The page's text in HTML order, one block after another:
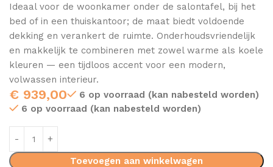
Ideaal voor de woonkamer onder de salontafel, bij het
bed of in een thuiskantoor; de maat biedt voldoende
dekking en verankert de ruimte. Onderhoudsvriendelijk
en makkelijk te combineren met zowel warme als koele
kleuren — een tijdloos accent voor een modern,
volwassen interieur.
€ 939,00
6 op voorraad (kan nabesteld worden)
6 op voorraad (kan nabesteld worden)
Toevoegen aan winkelwagen